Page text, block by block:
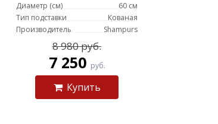
Диаметр (см)
60 см
Тип подставки
Кованая
Производитель
Shampurs
8 980 руб.
7 250 руб.
Купить